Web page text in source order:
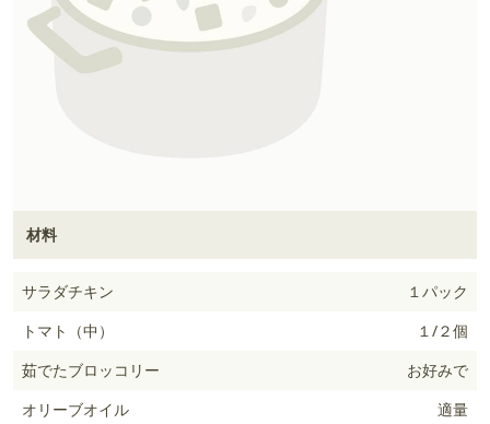
材料
サラダチキン
１パック
トマト（中）
１/２個
茹でたブロッコリー
お好みで
オリーブオイル
適量